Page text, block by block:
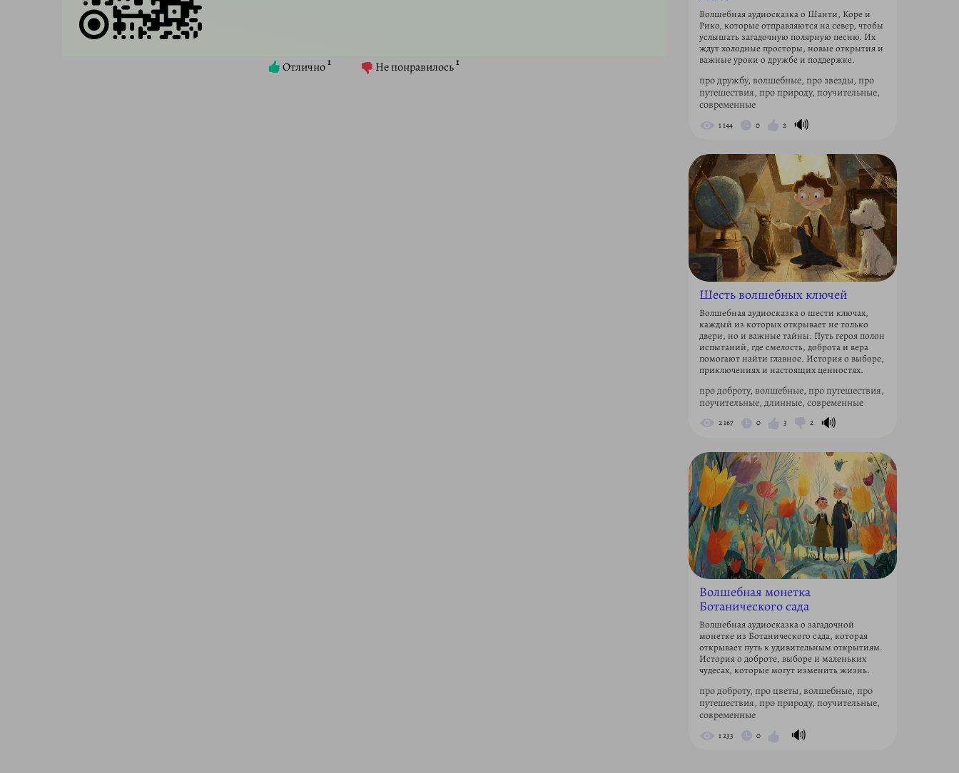
Отлично1 Не понравилось1
Волшебная аудиосказка о Шанти, Коре и
Рико, которые отправляются на север, чтобы
услышать загадочную полярную песню. Их
ждут холодные просторы, новые открытия и
важные уроки о дружбе и поддержке.
про дружбу, волшебные, про звезды, про
путешествия, про природу, поучительные,
современные
1 144 0 2 🔊
Шесть волшебных ключей
Волшебная аудиосказка о шести ключах,
каждый из которых открывает не только
двери, но и важные тайны. Путь героя полон
испытаний, где смелость, доброта и вера
помогают найти главное. История о выборе,
приключениях и настоящих ценностях.
про доброту, волшебные, про путешествия,
поучительные, длинные, современные
2 167 0 3 2 🔊
Волшебная монетка
Ботанического сада
Волшебная аудиосказка о загадочной
монетке из Ботанического сада, которая
открывает путь к удивительным открытиям.
История о доброте, выборе и маленьких
чудесах, которые могут изменить жизнь.
про доброту, про цветы, волшебные, про
путешествия, про природу, поучительные,
современные
1 233 0 🔊